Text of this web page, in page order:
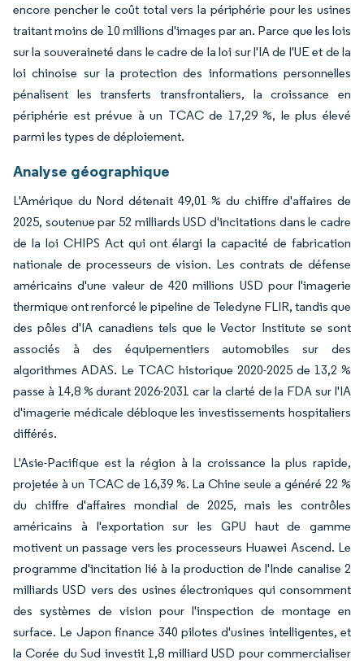
encore pencher le coût total vers la périphérie pour les usines
traitant moins de 10 millions d'images par an. Parce que les lois
sur la souveraineté dans le cadre de la loi sur l'IA de l'UE et de la
loi chinoise sur la protection des informations personnelles
pénalisent les transferts transfrontaliers, la croissance en
périphérie est prévue à un TCAC de 17,29 %, le plus élevé
parmi les types de déploiement.
Analyse géographique
L'Amérique du Nord détenait 49,01 % du chiffre d'affaires de
2025, soutenue par 52 milliards USD d'incitations dans le cadre
de la loi CHIPS Act qui ont élargi la capacité de fabrication
nationale de processeurs de vision. Les contrats de défense
américains d'une valeur de 420 millions USD pour l'imagerie
thermique ont renforcé le pipeline de Teledyne FLIR, tandis que
des pôles d'IA canadiens tels que le Vector Institute se sont
associés à des équipementiers automobiles sur des
algorithmes ADAS. Le TCAC historique 2020-2025 de 13,2 %
passe à 14,8 % durant 2026-2031 car la clarté de la FDA sur l'IA
d'imagerie médicale débloque les investissements hospitaliers
différés.
L'Asie-Pacifique est la région à la croissance la plus rapide,
projetée à un TCAC de 16,39 %. La Chine seule a généré 22 %
du chiffre d'affaires mondial de 2025, mais les contrôles
américains à l'exportation sur les GPU haut de gamme
motivent un passage vers les processeurs Huawei Ascend. Le
programme d'incitation lié à la production de l'Inde canalise 2
milliards USD vers des usines électroniques qui consomment
des systèmes de vision pour l'inspection de montage en
surface. Le Japon finance 340 pilotes d'usines intelligentes, et
la Corée du Sud investit 1,8 milliard USD pour commercialiser